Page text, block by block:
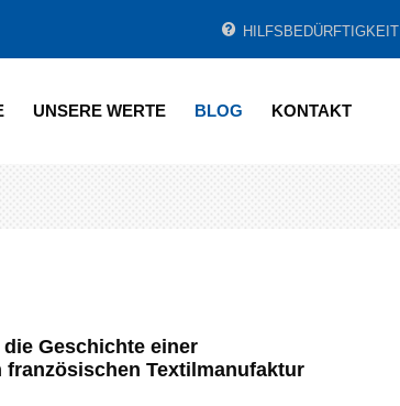
HILFSBEDÜRFTIGKEIT
UNSERE WERTE BLOG KONTAKT
Geschichte einer
französischen Textilmanufaktur